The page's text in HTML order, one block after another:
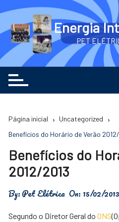
o
conteúdo
Energia
PET
Página inicial
Uncategorized
Benefícios do Horário de Verão
Benefícios do
2012/2013
By:Pet Elétrica On: 15/02/2013
Segundo o Diretor Geral doONS